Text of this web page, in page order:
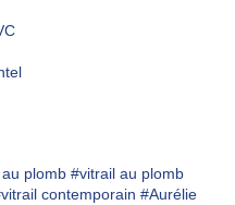
plomb #vitrail au plomb
contemporain #Aurélie